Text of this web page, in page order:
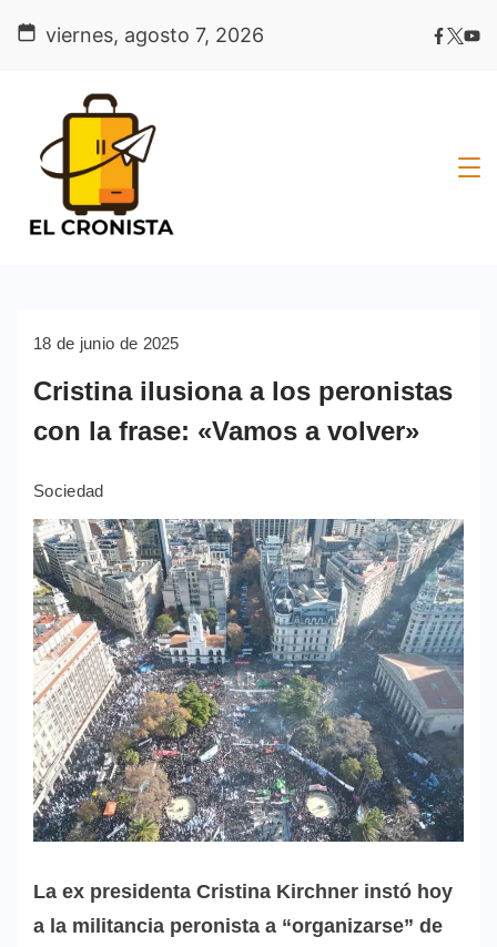
viernes, agosto 7, 2026
18 de junio de 2025
Cristina ilusiona a los peronistas
con la frase: «Vamos a volver»
Sociedad
La ex presidenta Cristina Kirchner instó hoy
a la militancia peronista a “organizarse” de